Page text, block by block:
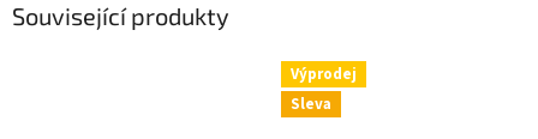
Související produkty
Výprodej
Sleva